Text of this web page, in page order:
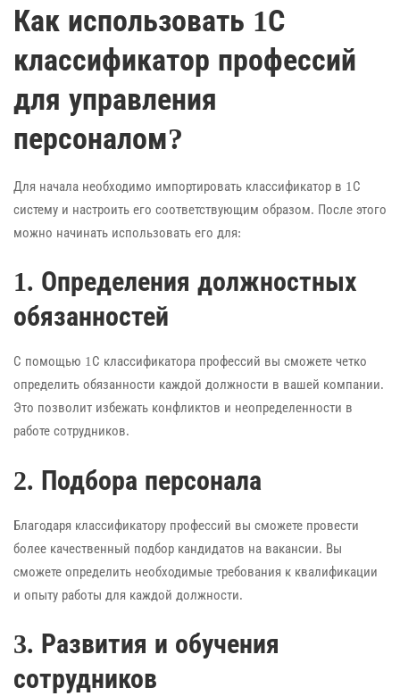
Как использовать 1С
классификатор профессий
для управления
персоналом?
Для начала необходимо импортировать классификатор в 1С
систему и настроить его соответствующим образом. После этого
можно начинать использовать его для:
1. Определения должностных
обязанностей
С помощью 1С классификатора профессий вы сможете четко
определить обязанности каждой должности в вашей компании.
Это позволит избежать конфликтов и неопределенности в
работе сотрудников.
2. Подбора персонала
Благодаря классификатору профессий вы сможете провести
более качественный подбор кандидатов на вакансии. Вы
сможете определить необходимые требования к квалификации
и опыту работы для каждой должности.
3. Развития и обучения
сотрудников